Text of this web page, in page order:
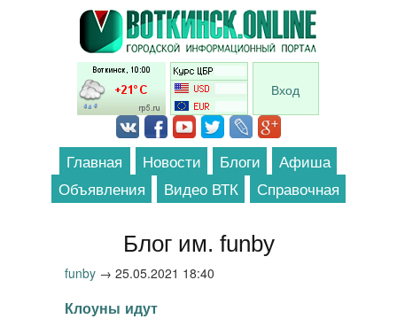
Перейти к основному содержанию
Вход
Главная Новости Блоги
Афиша
Объявления
Видео ВТК Справочная
Блог им. funby
funby → 25.05.2021 18:40
Клоуны идут